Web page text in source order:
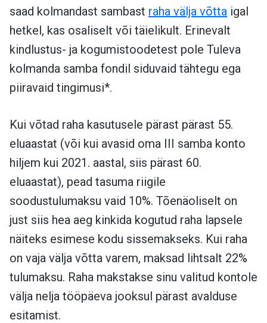
saad kolmandast sambast raha välja võtta igal
hetkel, kas osaliselt või täielikult. Erinevalt
kindlustus- ja kogumistoodetest pole Tuleva
kolmanda samba fondil siduvaid tähtegu ega
piiravaid tingimusi*.
Kui võtad raha kasutusele pärast pärast 55.
eluaastat (või kui avasid oma III samba konto
hiljem kui 2021. aastal, siis pärast 60.
eluaastat), pead tasuma riigile
soodustulumaksu vaid 10%. Tõenäoliselt on
just siis hea aeg kinkida kogutud raha lapsele
näiteks esimese kodu sissemakseks. Kui raha
on vaja välja võtta varem, maksad lihtsalt 22%
tulumaksu. Raha makstakse sinu valitud kontole
välja nelja tööpäeva jooksul pärast avalduse
esitamist.